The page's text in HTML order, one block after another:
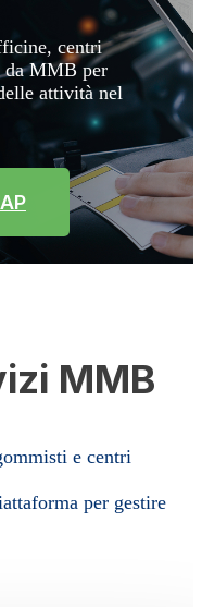
centri
da MMB per
attività nel
MMB
e centri
per gestire